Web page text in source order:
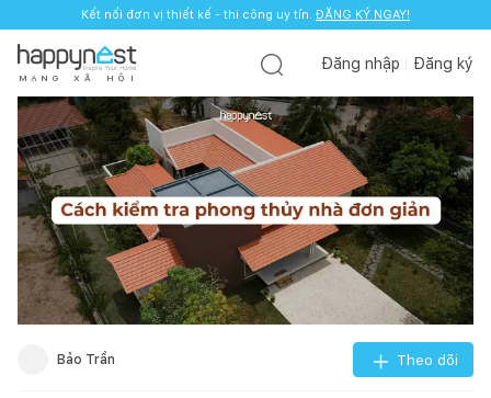
Kết nối đơn vị thiết kế - thi công uy tín. ĐĂNG KÝ NGAY!
M Ạ N G X Ã H Ộ I
Đăng nhập Đăng ký
Bảo Trần Theo dõi